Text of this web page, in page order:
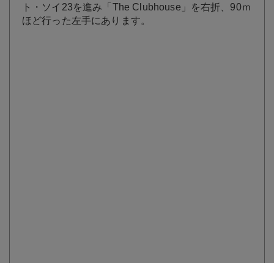
ト・ソイ23を進み「The Clubhouse」を右折、90ｍ
ほど行った左手にあります。